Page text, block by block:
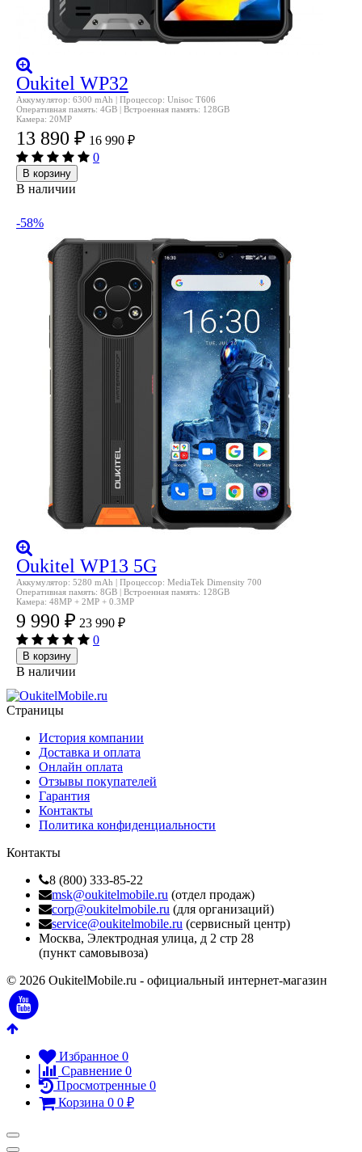
Oukitel WP32
Аккумулятор: 6300 mAh | Процессор: Unisoc T606
Оперативная память: 4GB | Встроенная память: 128GB
Камера: 20MP
13 890 ₽ 16 990 ₽
0
В корзину
В наличии
-58%
Oukitel WP13 5G
Аккумулятор: 5280 mAh | Процессор: MediaTek Dimensity 700
Оперативная память: 8GB | Встроенная память: 128GB
Камера: 48MP + 2MP + 0.3MP
9 990 ₽ 23 990 ₽
0
В корзину
В наличии
Страницы
История компании
Доставка и оплата
Онлайн оплата
Отзывы покупателей
Гарантия
Контакты
Политика конфиденциальности
Контакты
8 (800) 333-85-22
msk@oukitelmobile.ru (отдел продаж)
corp@oukitelmobile.ru (для организаций)
service@oukitelmobile.ru (сервисный центр)
Москва, Электродная улица, д 2 стр 28
(пункт самовывоза)
© 2026 OukitelMobile.ru - официальный интернет-магазин
Избранное 0
Сравнение 0
Просмотренные 0
Корзина 0 0 ₽